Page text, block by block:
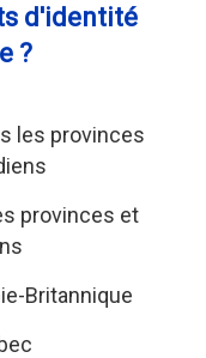
d'identité
?
les provinces
provinces et
Britannique